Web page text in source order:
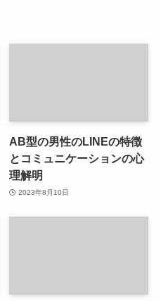
AB型の男性のLINEの特徴
とコミュニケーションの心
理解明
2023年8月10日